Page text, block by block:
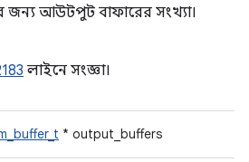
আউটপুট বাফারের সংখ্যা।
লাইনে সংজ্ঞা।
* output_buffers